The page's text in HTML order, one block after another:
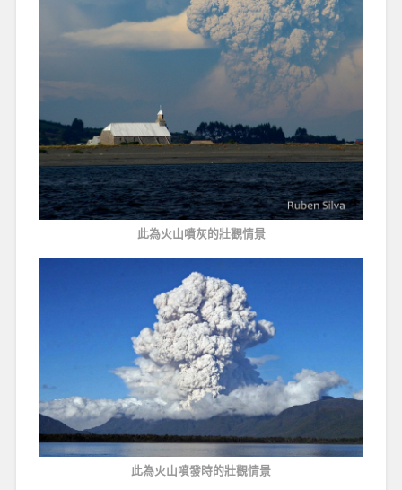
此為火山噴灰的壯觀情景
此為火山噴發時的壯觀情景